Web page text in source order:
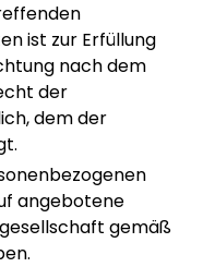
ist zur Erfüllung
nach dem
der
dem der
angebotene
gemäß